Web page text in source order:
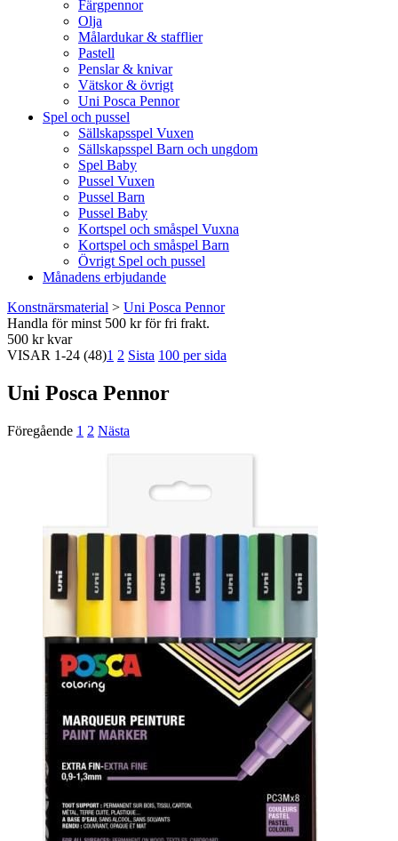
Färgpennor
Olja
Målardukar & stafflier
Pastell
Penslar & knivar
Vätskor & övrigt
Uni Posca Pennor
Spel och pussel
Sällskapsspel Vuxen
Sällskapsspel Barn och ungdom
Spel Baby
Pussel Vuxen
Pussel Barn
Pussel Baby
Kortspel och småspel Vuxna
Kortspel och småspel Barn
Övrigt Spel och pussel
Månadens erbjudande
Konstnärsmaterial > Uni Posca Pennor
Handla för minst 500 kr för fri frakt.
500 kr kvar
VISAR 1-24 (48)1 2 Sista 100 per sida
Uni Posca Pennor
Föregående 1 2 Nästa